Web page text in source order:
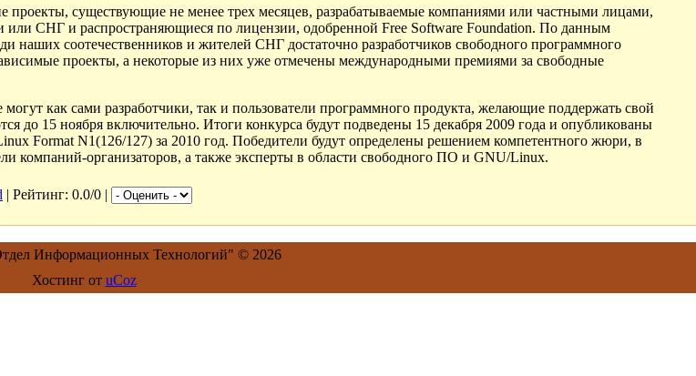
проекты, существующие не менее трех месяцев, разрабатываемые компаниями или частными лицами,
СНГ и распространяющиеся по лицензии, одобренной Free Software Foundation. По данным
наших соотечественников и жителей СНГ достаточно разработчиков свободного программного
проекты, а некоторые из них уже отмечены международными премиями за свободные
могут как сами разработчики, так и пользователи программного продукта, желающие поддержать свой
до 15 ноября включительно. Итоги конкурса будут подведены 15 декабря 2009 года и опубликованы
Format N1(126/127) за 2010 год. Победители будут определены решением компетентного жюри, в
компаний-организаторов, а также эксперты в области свободного ПО и GNU/Linux.
| Рейтинг: 0.0/0 |
Информационных Технологий" © 2026
Хостинг от uCoz